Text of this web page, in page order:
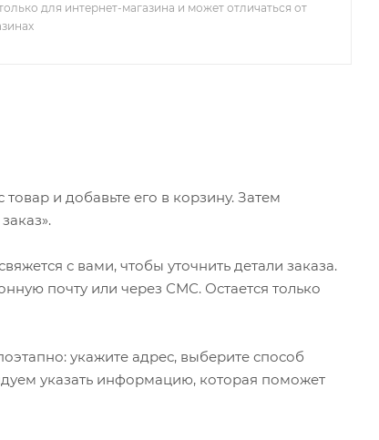
для интернет-магазина и может отличаться от
и добавьте его в корзину. Затем
с вами, чтобы уточнить детали заказа.
почту или через СМС. Остается только
укажите адрес, выберите способ
указать информацию, которая поможет